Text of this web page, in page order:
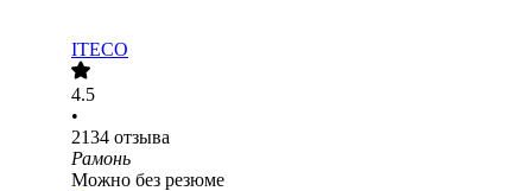
ITECO
4.5
•
2134 отзыва
Рамонь
Можно без резюме